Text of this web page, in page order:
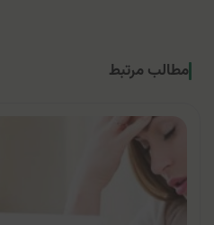
مطالب مرتبط